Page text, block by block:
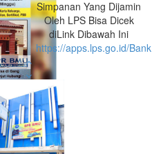
Simpanan Yang Dijamin
Oleh LPS Bisa Dicek
diLink Dibawah Ini
https://apps.lps.go.id/